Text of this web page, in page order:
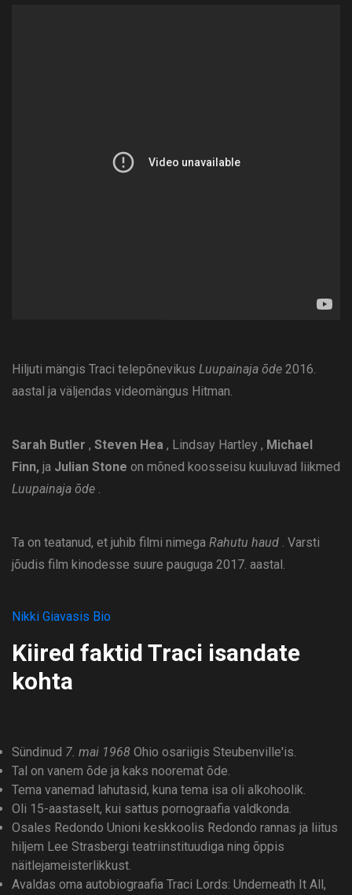
Hiljuti mängis Traci telepõnevikus Luupainaja õde 2016.
aastal ja väljendas videomängus Hitman.
Sarah Butler , Steven Hea , Lindsay Hartley , Michael
Finn, ja Julian Stone on mõned koosseisu kuuluvad liikmed
Luupainaja õde .
Ta on teatanud, et juhib filmi nimega Rahutu haud . Varsti
jõudis film kinodesse suure pauguga 2017. aastal.
Nikki Giavasis Bio
Kiired faktid Traci isandate
kohta
Sündinud 7. mai 1968 Ohio osariigis Steubenville'is.
Tal on vanem õde ja kaks nooremat õde.
Tema vanemad lahutasid, kuna tema isa oli alkohoolik.
Oli 15-aastaselt, kui sattus pornograafia valdkonda.
Osales Redondo Unioni keskkoolis Redondo rannas ja liitus
hiljem Lee Strasbergi teatriinstituudiga ning õppis
näitlejameisterlikkust.
Avaldas oma autobiograafia Traci Lords: Underneath It All,